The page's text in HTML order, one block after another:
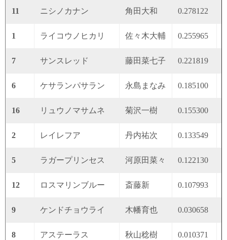
11 ニシノカナン 角田大和 0.278122
1 ライコウノヒカリ 佐々木大輔 0.255965
7 サンスレッド 藤田菜七子 0.221819
6 ケサランパサラン 永島まなみ 0.185100
16 リュウノマサムネ 菊沢一樹 0.155300
2 レイレフア 丹内祐次 0.133549
5 ラガープリンセス 河原田菜々 0.122130
12 ロスマリンブルー 斎藤新 0.107993
9 ケンドチョウライ 木幡育也 0.030658
8 アステーラス 秋山稔樹 0.010371